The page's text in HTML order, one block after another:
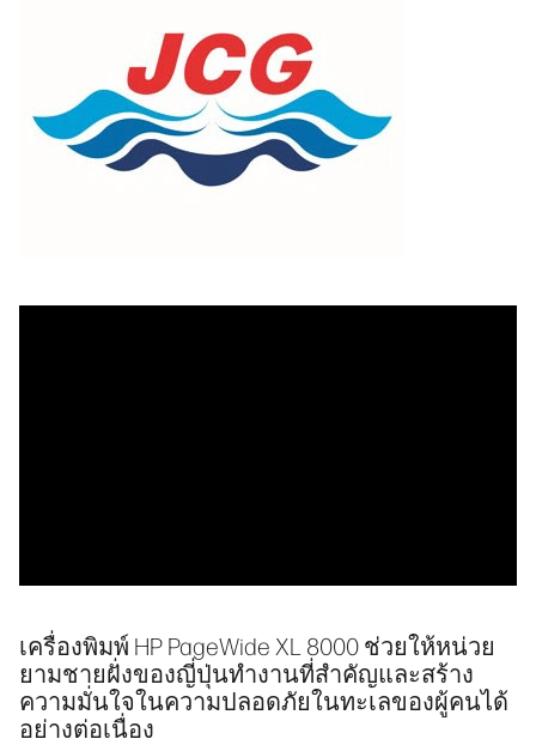
เครื่องพิมพ์ HP PageWide XL 8000 ช่วยให้หน่วย
ยามชายฝั่งของญี่ปุ่นทำงานที่สำคัญและสร้าง
ความมั่นใจในความปลอดภัยในทะเลของผู้คนได้
อย่างต่อเนื่อง